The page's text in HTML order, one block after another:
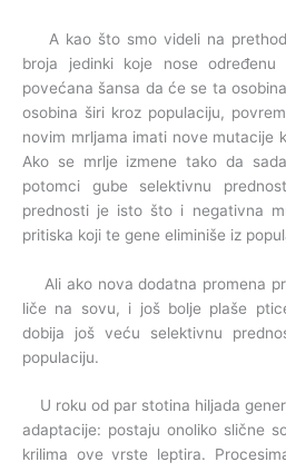
A kao što smo videli na
broja jedinki koje nose
povećana šansa da će se ta
osobina širi kroz populaciju,
novim mrljama imati nove mutacije
Ako se mrlje izmene tako da
potomci gube selektivnu
prednosti je isto što i negativna
pritiska koji te gene eliminiše iz
Ali ako nova dodatna promena
liče na sovu, i još bolje plaše
dobija još veću selektivnu
populaciju.
U roku od par stotina hiljada
adaptacije: postaju onoliko slične
krilima ove vrste leptira.